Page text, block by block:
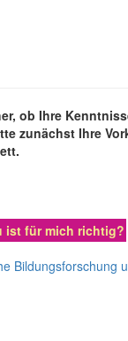
ob Ihre
zunächst Ihre
ist für mich richtig?
Bildungsforschung